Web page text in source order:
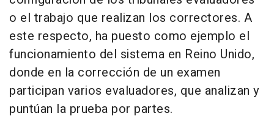
o el trabajo que realizan los correctores. A
este respecto, ha puesto como ejemplo el
funcionamiento del sistema en Reino Unido,
donde en la corrección de un examen
participan varios evaluadores, que analizan y
puntúan la prueba por partes.